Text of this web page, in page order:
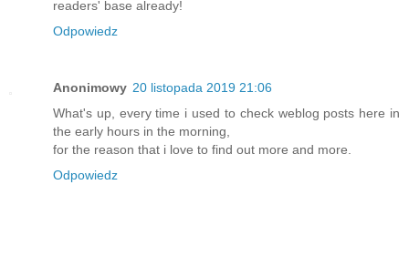
readers' base already!
Odpowiedz
Anonimowy 20 listopada 2019 21:06
What's up, every time i used to check weblog posts here in
the early hours in the morning,
for the reason that i love to find out more and more.
Odpowiedz